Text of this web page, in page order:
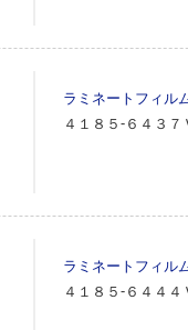
ラミネートフィ
４１８５‐６４３
ラミネートフィ
４１８５‐６４４